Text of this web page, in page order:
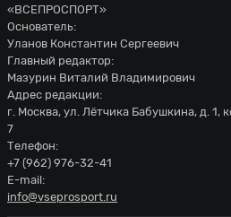
«ВСЕПРОСПОРТ»
Основатель:
Уланов Константин Сергеевич
Главный редактор:
Мазурин Виталий Владимирович
Адрес редакции:
г. Москва, ул. Лётчика Бабушкина, д. 1,
7
Телефон:
+7 (962) 976-32-41
E-mail:
info@vseprosport.ru